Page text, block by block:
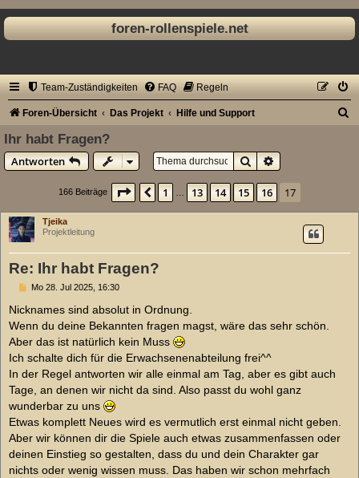
foren-rollenspiele.net
Team-Zuständigkeiten FAQ Regeln
Foren-Übersicht Das Projekt Hilfe und Support
Ihr habt Fragen?
Antworten
SucheErweiterte Suche
166 Beiträge Seite 17von17
Vorherige
1 13 14 15 16 17
Tjeika
Projektleitung
Re: Ihr habt Fragen?
B
i
r
a
g
Mo 28. Jul 2025, 16:30
Nicknames sind absolut in Ordnung.
Wenn du deine Bekannten fragen magst, wäre das sehr schön.
Aber das ist natürlich kein Muss
Ich schalte dich für die Erwachsenenabteilung frei^^
In der Regel antworten wir alle einmal am Tag, aber es gibt auch
Tage, an denen wir nicht da sind. Also passt du wohl ganz
wunderbar zu uns
Etwas komplett Neues wird es vermutlich erst einmal nicht geben.
Aber wir können dir die Spiele auch etwas zusammenfassen oder
deinen Einstieg so gestalten, dass du und dein Charakter gar
nichts oder wenig wissen muss. Das haben wir schon mehrfach